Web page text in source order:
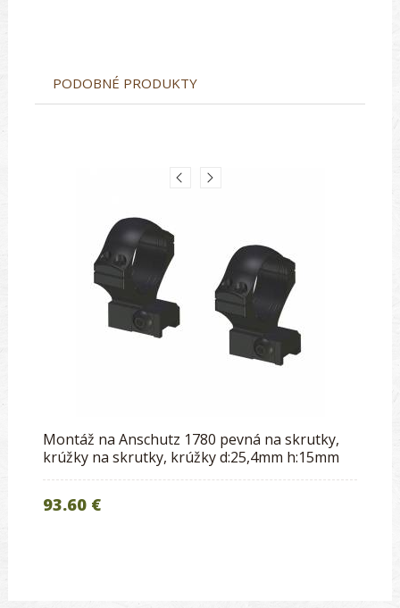
PODOBNÉ PRODUKTY
Montáž na Anschutz 1780 pevná na skrutky,
krúžky na skrutky, krúžky d:25,4mm h:15mm
93.60 €